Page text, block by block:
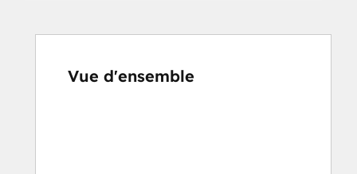
Vue d'ensemble